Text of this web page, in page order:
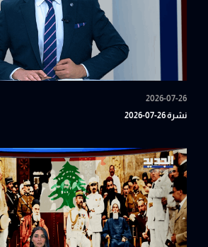
2026-07-26
نشرة 26-07-2026